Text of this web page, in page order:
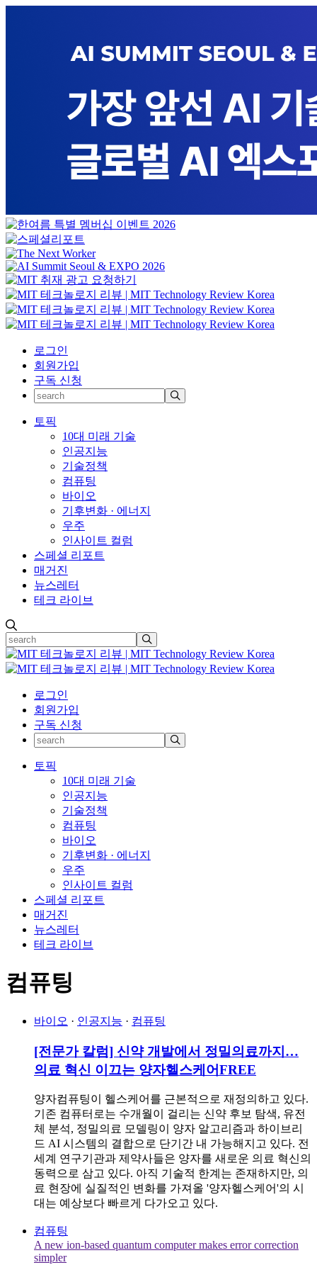
로그인
회원가입
구독 신청
토픽
10대 미래 기술
인공지능
기술정책
컴퓨팅
바이오
기후변화 · 에너지
우주
인사이트 컬럼
스페셜 리포트
매거진
뉴스레터
테크 라이브
로그인
회원가입
구독 신청
토픽
10대 미래 기술
인공지능
기술정책
컴퓨팅
바이오
기후변화 · 에너지
우주
인사이트 컬럼
스페셜 리포트
매거진
뉴스레터
테크 라이브
컴퓨팅
바이오 · 인공지능 · 컴퓨팅
[전문가 칼럼] 신약 개발에서 정밀의료까지…
의료 혁신 이끄는 양자헬스케어FREE
양자컴퓨팅이 헬스케어를 근본적으로 재정의하고 있다.
기존 컴퓨터로는 수개월이 걸리는 신약 후보 탐색, 유전
체 분석, 정밀의료 모델링이 양자 알고리즘과 하이브리
드 AI 시스템의 결합으로 단기간 내 가능해지고 있다. 전
세계 연구기관과 제약사들은 양자를 새로운 의료 혁신의
동력으로 삼고 있다. 아직 기술적 한계는 존재하지만, 의
료 현장에 실질적인 변화를 가져올 '양자헬스케어'의 시
대는 예상보다 빠르게 다가오고 있다.
컴퓨팅
A new ion-based quantum computer makes error correction
simpler